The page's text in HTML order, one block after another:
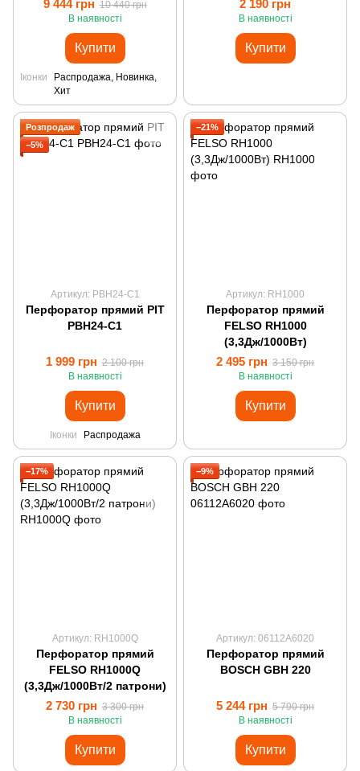
9 444 грн 10 440 грн
В наявності
Купити
Іконки
Распродажа, Новинка,
Хит
2 190 грн
В наявності
Купити
Розпродаж
−5%
Артикул: PBH24-C1
Перфоратор прямий PIT
PBH24-C1
1 999 грн 2 100 грн
В наявності
Купити
Іконки Распродажа
−21%
Артикул: RH1000
Перфоратор прямий
FELSO RH1000
(3,3Дж/1000Вт)
2 495 грн 3 150 грн
В наявності
Купити
−17%
Артикул: RH1000Q
Перфоратор прямий
FELSO RH1000Q
(3,3Дж/1000Вт/2 патрони)
2 730 грн 3 300 грн
В наявності
Купити
−9%
Артикул: 06112A6020
Перфоратор прямий
BOSCH GBH 220
5 244 грн 5 790 грн
В наявності
Купити